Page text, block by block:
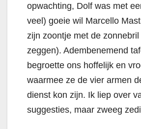
opwachting, Dolf was met
veel) goeie wil Marcello
zijn zoontje met de
zeggen). Adembenemend
begroette ons hoffelijk en
waarmee ze de vier armen
dienst kon zijn. Ik liep over
suggesties, maar zweeg